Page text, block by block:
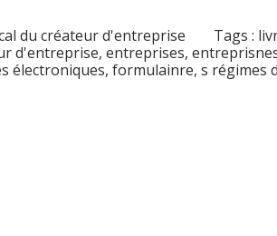
du créateur d'entreprise Tags :
d'entreprise, entreprises,
électroniques, formulainre, s régimes